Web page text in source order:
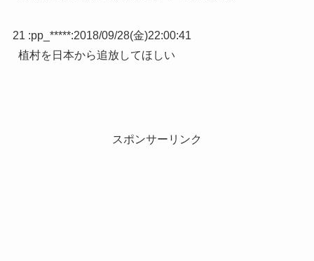
21 :pp_*****:2018/09/28(金)22:00:41
植村を日本から追放してほしい
スポンサーリンク